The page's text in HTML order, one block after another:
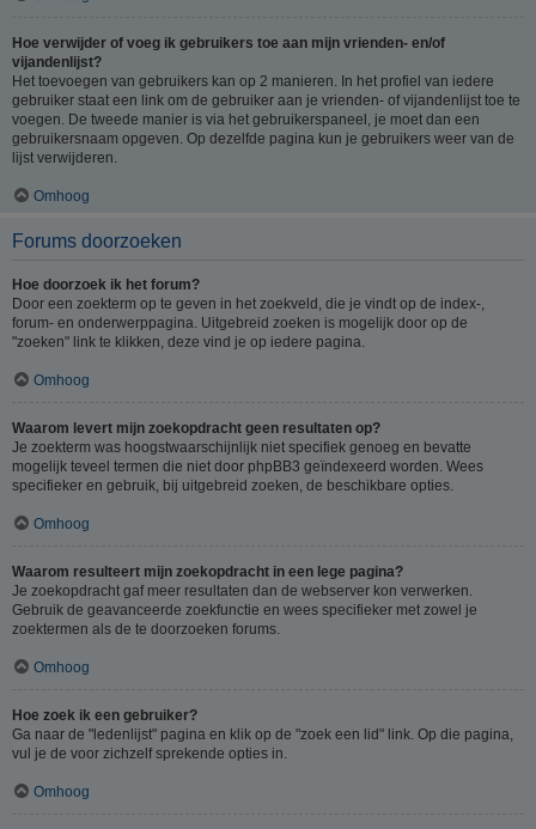
Hoe verwijder of voeg ik gebruikers toe aan mijn vrienden- en/of
vijandenlijst?
Het toevoegen van gebruikers kan op 2 manieren. In het profiel van iedere
gebruiker staat een link om de gebruiker aan je vrienden- of vijandenlijst toe te
voegen. De tweede manier is via het gebruikerspaneel, je moet dan een
gebruikersnaam opgeven. Op dezelfde pagina kun je gebruikers weer van de
lijst verwijderen.
Omhoog
Forums doorzoeken
Hoe doorzoek ik het forum?
Door een zoekterm op te geven in het zoekveld, die je vindt op de index-,
forum- en onderwerppagina. Uitgebreid zoeken is mogelijk door op de
"zoeken" link te klikken, deze vind je op iedere pagina.
Omhoog
Waarom levert mijn zoekopdracht geen resultaten op?
Je zoekterm was hoogstwaarschijnlijk niet specifiek genoeg en bevatte
mogelijk teveel termen die niet door phpBB3 geïndexeerd worden. Wees
specifieker en gebruik, bij uitgebreid zoeken, de beschikbare opties.
Omhoog
Waarom resulteert mijn zoekopdracht in een lege pagina?
Je zoekopdracht gaf meer resultaten dan de webserver kon verwerken.
Gebruik de geavanceerde zoekfunctie en wees specifieker met zowel je
zoektermen als de te doorzoeken forums.
Omhoog
Hoe zoek ik een gebruiker?
Ga naar de "ledenlijst" pagina en klik op de "zoek een lid" link. Op die pagina,
vul je de voor zichzelf sprekende opties in.
Omhoog